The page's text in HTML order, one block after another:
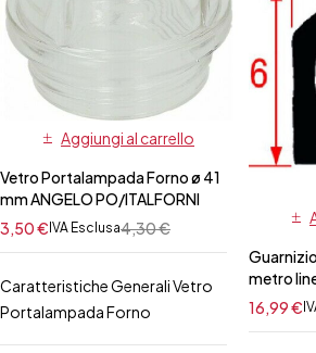
Aggiungi al carrello
Vetro Portalampada Forno ø 41
mm ANGELO PO/ITALFORNI
4,30€
3,50€ IVA Esclusa
Caratteristiche Generali Vetro
Portalampada Forno
metro
16,99€